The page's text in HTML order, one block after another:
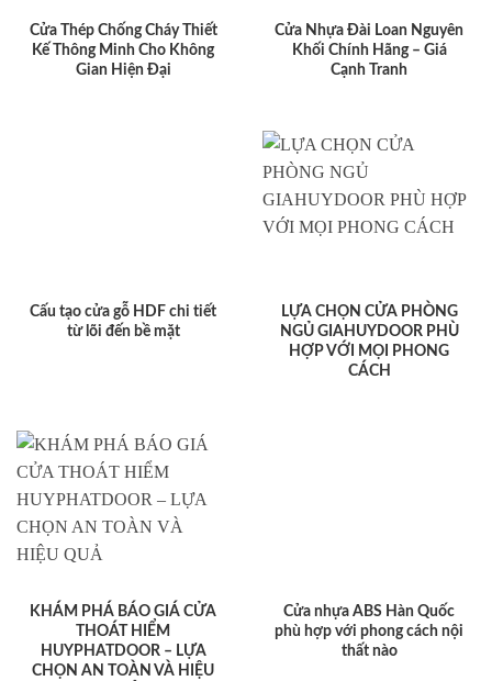
Cửa Thép Chống Cháy Thiết
Kế Thông Minh Cho Không
Gian Hiện Đại
Cửa Nhựa Đài Loan Nguyên
Khối Chính Hãng – Giá
Cạnh Tranh
Cấu tạo cửa gỗ HDF chi tiết
từ lõi đến bề mặt
LỰA CHỌN CỬA PHÒNG
NGỦ GIAHUYDOOR PHÙ
HỢP VỚI MỌI PHONG
CÁCH
KHÁM PHÁ BÁO GIÁ CỬA
THOÁT HIỂM
HUYPHATDOOR – LỰA
CHỌN AN TOÀN VÀ HIỆU
Cửa nhựa ABS Hàn Quốc
phù hợp với phong cách nội
thất nào